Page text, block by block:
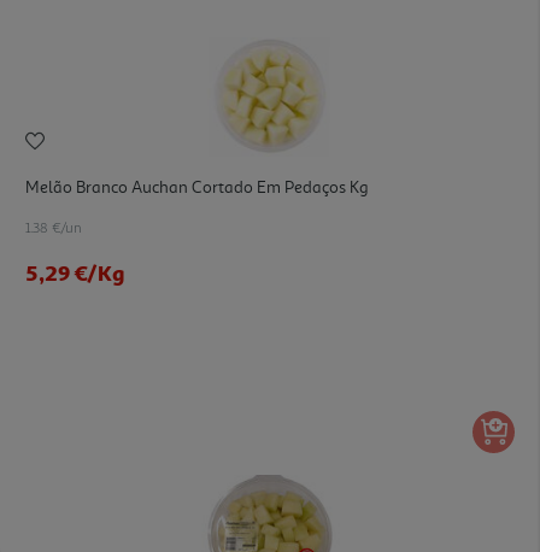
Melão Branco Auchan Cortado Em Pedaços Kg
1.38 €/un
5,29 €/Kg